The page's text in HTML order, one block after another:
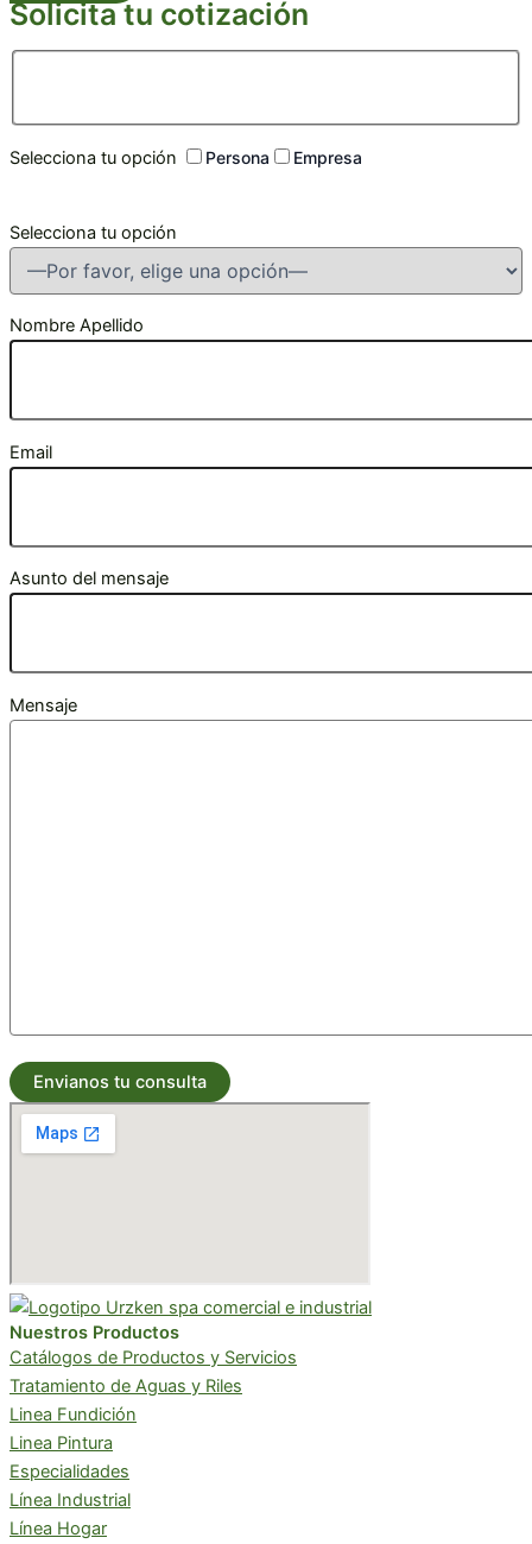
Solicita tu cotización
Selecciona tu opción Persona Empresa
Selecciona tu opción
Nombre Apellido
Email
Asunto del mensaje
Mensaje
Nuestros Productos
Catálogos de Productos y Servicios
Tratamiento de Aguas y Riles
Linea Fundición
Linea Pintura
Especialidades
Línea Industrial
Línea Hogar